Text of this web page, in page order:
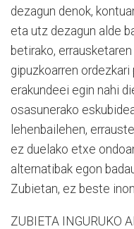
dezagun denok,
eta utz dezagun alde
betirako,
gipuzkoarren
erakundeei egin nahi
osasunerako
lehenbailehen,
ez duelako etxe
alternatibak egon
Zubietan, ez beste
ZUBIETA INGURUKO